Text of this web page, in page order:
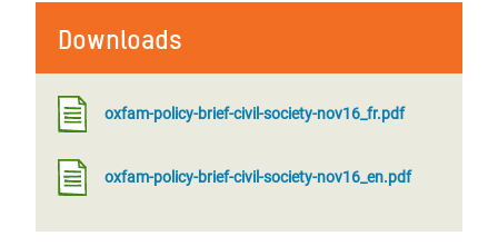
Downloads
oxfam-policy-brief-civil-society-nov16_fr.pdf
oxfam-policy-brief-civil-society-nov16_en.pdf